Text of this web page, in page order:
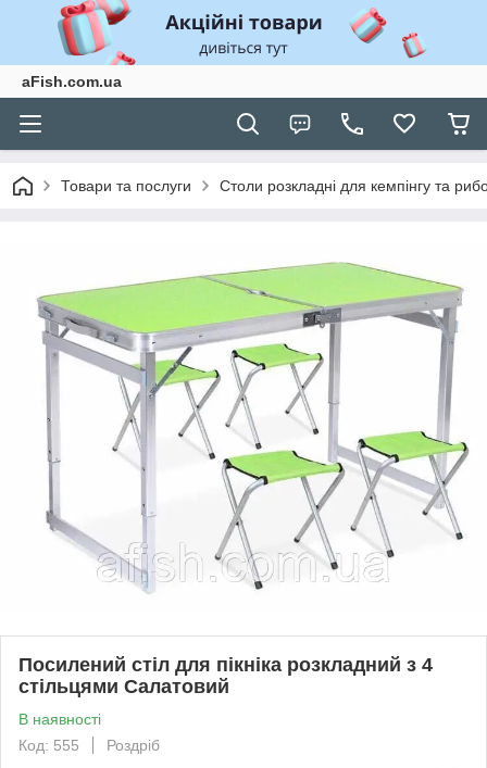
aFish.com.ua
Товари та послуги Столи розкладні для кемпінгу та
Посилений стіл для пікніка розкладний з 4
стільцями Салатовий
В наявності
Код: 555
Роздріб